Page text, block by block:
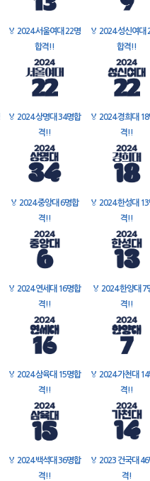
🏅 2024 서울여대 22명
합격!!
🏅 2024 성신여대
합격!!
🏅 2024 상명대 34명합
격!!
🏅 2024 경희대
격!!
🏅 2024 중앙대 6명합
격!!
🏅 2024 한성대
격!!
🏅 2024 연세대 16명합
격!!
🏅 2024 한양대 7
격!!
🏅 2024 삼육대 15명합
격!!
🏅 2024 가천대
격!!
🏅 2024 백석대 36명합
격!!
🏅 2023 건국대
격!